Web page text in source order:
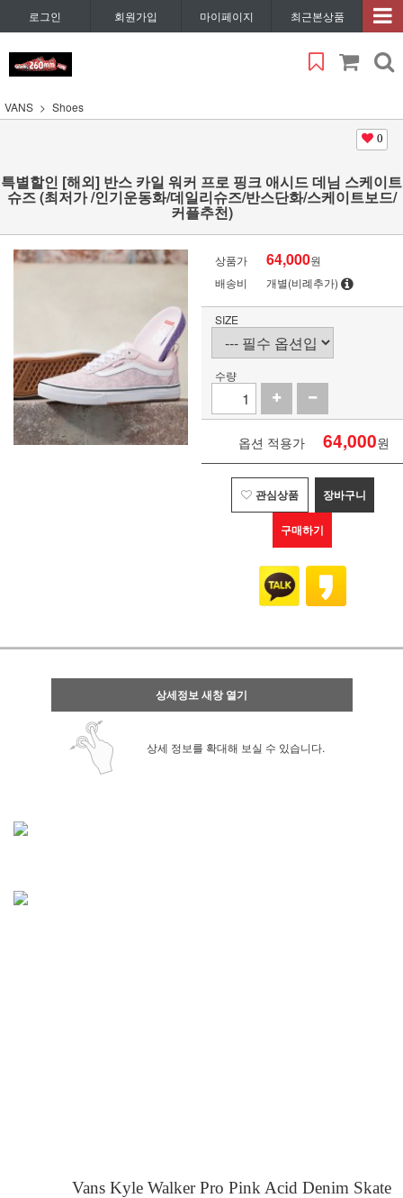
로그인 회원가입 마이페이지 최근본상품
VANS Shoes
0
특별할인 [해외] 반스 카일 워커 프로 핑크 애시드 데님 스케이트
슈즈 (최저가 /인기운동화/데일리슈즈/반스단화/스케이트보드/
커플추천)
상품가 64,000원
배송비
개별(비례추가)
SIZE
수량
옵션 적용가 64,000원
관심상품 장바구니
구매하기
상세정보 새창 열기
상세 정보를 확대해 보실 수 있습니다.
Vans Kyle Walker Pro Pink Acid Denim Skate